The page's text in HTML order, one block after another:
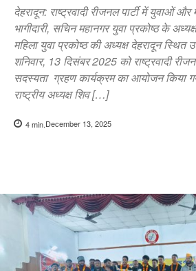
देहरादून: राष्ट्रवादी रीजनल पार्टी में युवाओं
भागीदारी, सचिन महानगर युवा प्रकोष्ठ के
महिला युवा प्रकोष्ठ की अध्यक्ष देहरादून स्थित
शनिवार, 13 दिसंबर 2025 को राष्ट्रवादी रीजनल
सदस्यता ग्रहण कार्यक्रम का आयोजन किया
राष्ट्रीय अध्यक्ष शिव […]
4min.December 13, 2025